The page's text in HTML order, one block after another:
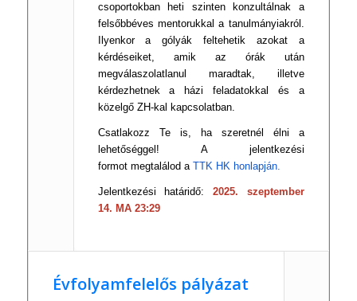
csoportokban heti szinten konzultálnak a
felsőbbéves mentorukkal a tanulmányiakról.
Ilyenkor a gólyák feltehetik azokat a
kérdéseiket, amik az órák után
megválaszolatlanul maradtak, illetve
kérdezhetnek a házi feladatokkal és a
közelgő ZH-kal kapcsolatban.
Csatlakozz Te is, ha szeretnél élni a
lehetőséggel! A jelentkezési
formotmegtalálod a TTK HK honlapján.
Jelentkezési határidő:
2025. szeptember
14. MA 23:29
Évfolyamfelelős pályázat